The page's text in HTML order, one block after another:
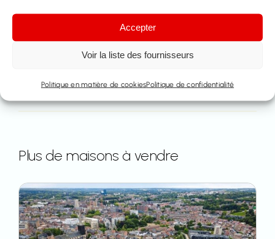
Accepter
Voir la liste des fournisseurs
Politique en matière de cookiesPolitique de confidentialité
Plus de maisons à vendre